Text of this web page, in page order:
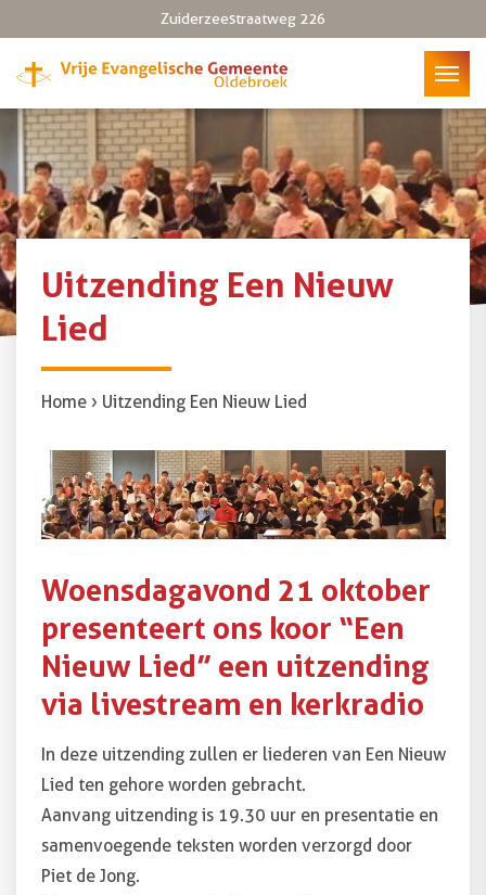
Zuiderzeestraatweg 226
Uitzending Een Nieuw
Lied
Home› Uitzending Een Nieuw Lied
Woensdagavond 21 oktober
presenteert ons koor “Een
Nieuw Lied” een uitzending
via livestream en kerkradio
In deze uitzending zullen er liederen van Een Nieuw
Lied ten gehore worden gebracht.
Aanvang uitzending is 19.30 uur en presentatie en
samenvoegende teksten worden verzorgd door
Piet de Jong.